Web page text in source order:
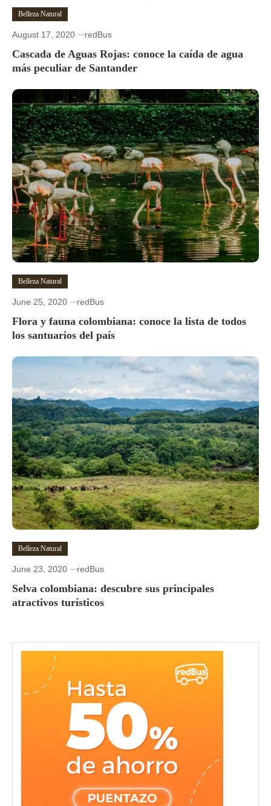
Belleza Natural
August 17, 2020 redBus
Cascada de Aguas Rojas: conoce la caída de agua
más peculiar de Santander
Belleza Natural
June 25, 2020 redBus
Flora y fauna colombiana: conoce la lista de todos
los santuarios del país
Belleza Natural
June 23, 2020 redBus
Selva colombiana: descubre sus principales
atractivos turísticos